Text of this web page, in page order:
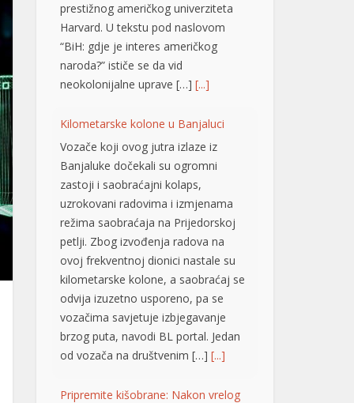
prestižnog američkog univerziteta
Harvard. U tekstu pod naslovom
“BiH: gdje je interes američkog
naroda?” ističe se da vid
neokolonijalne uprave […] [...]
Kilometarske kolone u Banjaluci
Vozače koji ovog jutra izlaze iz
Banjaluke dočekali su ogromni
zastoji i saobraćajni kolaps,
uzrokovani radovima i izmjenama
režima saobraćaja na Prijedorskoj
petlji. Zbog izvođenja radova na
ovoj frekventnoj dionici nastale su
kilometarske kolone, a saobraćaj se
odvija izuzetno usporeno, pa se
vozačima savjetuje izbjegavanje
brzog puta, navodi BL portal. Jedan
od vozača na društvenim […] [...]
Pripremite kišobrane: Nakon vrelog